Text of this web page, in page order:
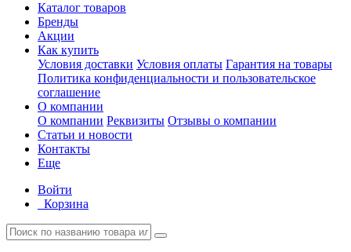
Каталог товаров
Бренды
Акции
Как купить
Условия доставки Условия оплаты Гарантия на товары
Политика конфиденциальности и пользовательское
соглашение
О компании
О компании Реквизиты Отзывы о компании
Статьи и новости
Контакты
Еще
Войти
Корзина